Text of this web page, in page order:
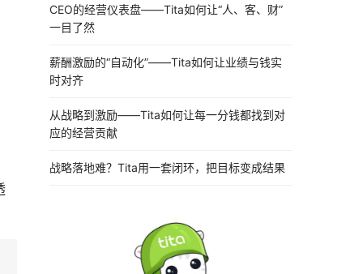
CEO的经营仪表盘——Tita如何让“人、客、财”
一目了然
薪酬激励的“自动化”——Tita如何让业绩与钱实
时对齐
从战略到激励——Tita如何让每一分钱都找到对
应的经营贡献
战略落地难？Tita用一套闭环，把目标变成结果